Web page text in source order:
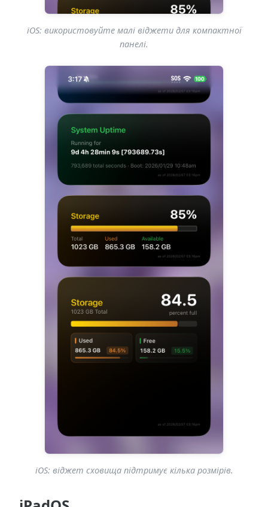
iOS: використовуйте малі віджети для компактної
панелі.
iOS: віджет сховища підтримує кілька розмірів.